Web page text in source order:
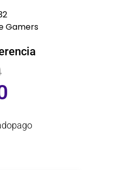
Gamers